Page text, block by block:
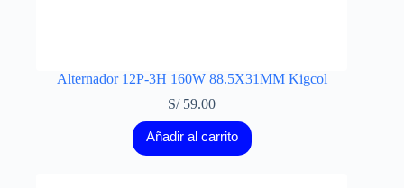
Alternador 12P-3H 160W 88.5X31MM Kigcol
S/59.00
Añadir al carrito